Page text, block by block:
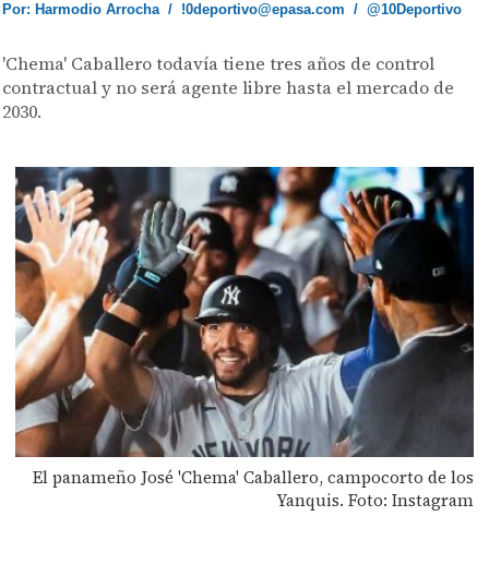
Por: Harmodio Arrocha/ !0deportivo@epasa.com /@10Deportivo
'Chema' Caballero todavía tiene tres años de control
contractual y no será agente libre hasta el mercado de
2030.
El panameño José 'Chema' Caballero, campocorto de los
Yanquis. Foto: Instagram